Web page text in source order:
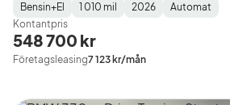
Fuel
Type:
Bensin+El
Mätarställning:
1 010 mil
Model
Year:
2026
Gearbox
Type:
Automat
Kontantpris
548 700 kr
Företagsleasing7 123 kr/mån